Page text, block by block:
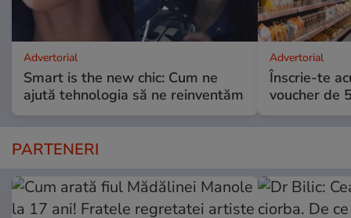
Advertorial
Smart is the new chic: Cum ne
ajută tehnologia să ne reinventăm
Advertorial
Înscrie-te
voucher de
PARTENERI